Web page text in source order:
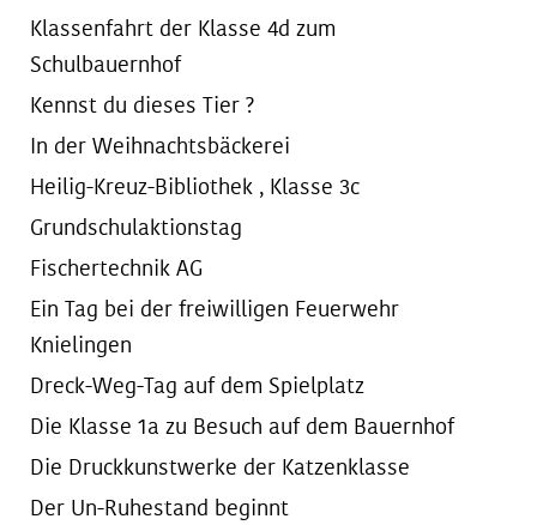
Klassenfahrt der Klasse 4d zum
Schulbauernhof
Kennst du dieses Tier ?
In der Weihnachtsbäckerei
Heilig-Kreuz-Bibliothek , Klasse 3c
Grundschulaktionstag
Fischertechnik AG
Ein Tag bei der freiwilligen Feuerwehr
Knielingen
Dreck-Weg-Tag auf dem Spielplatz
Die Klasse 1a zu Besuch auf dem Bauernhof
Die Druckkunstwerke der Katzenklasse
Der Un-Ruhestand beginnt